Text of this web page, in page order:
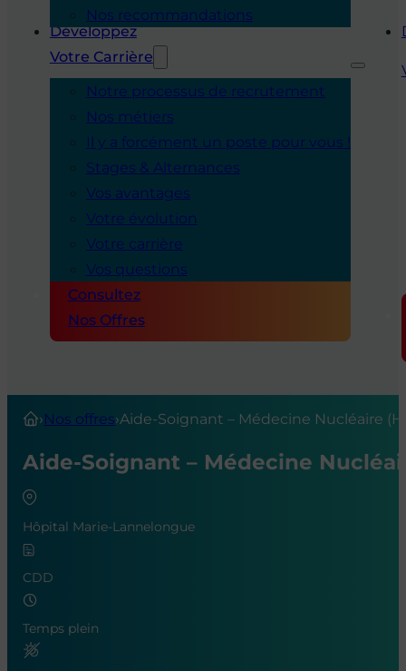
Nos recommandations
Développez
Votre Carrière
Notre processus de recrutement
Nos métiers
Il y a forcément un poste pour vous !
Stages & Alternances
Vos avantages
Votre évolution
Votre carrière
Vos questions
Consultez
Nos Offres
›Nos offres›Aide-Soignant – Médecine Nucléaire
Aide-Soignant – Médecine
Hôpital Marie-Lannelongue
CDD
Temps plein